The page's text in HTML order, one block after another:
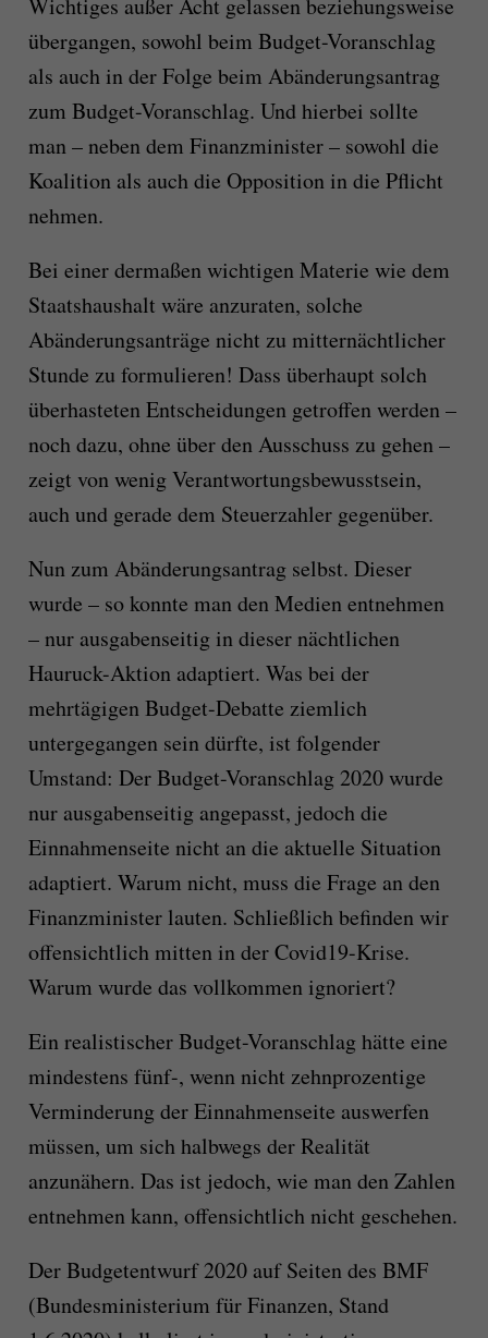
Wichtiges außer Acht gelassen beziehungsweise
übergangen, sowohl beim Budget-Voranschlag
als auch in der Folge beim Abänderungsantrag
zum Budget-Voranschlag. Und hierbei sollte
man – neben dem Finanzminister – sowohl die
Koalition als auch die Opposition in die Pflicht
nehmen.
Bei einer dermaßen wichtigen Materie wie dem
Staatshaushalt wäre anzuraten, solche
Abänderungsanträge nicht zu mitternächtlicher
Stunde zu formulieren! Dass überhaupt solch
überhasteten Entscheidungen getroffen werden –
noch dazu, ohne über den Ausschuss zu gehen –
zeigt von wenig Verantwortungsbewusstsein,
auch und gerade dem Steuerzahler gegenüber.
Nun zum Abänderungsantrag selbst. Dieser
wurde – so konnte man den Medien entnehmen
– nur ausgabenseitig in dieser nächtlichen
Hauruck-Aktion adaptiert. Was bei der
mehrtägigen Budget-Debatte ziemlich
untergegangen sein dürfte, ist folgender
Umstand: Der Budget-Voranschlag 2020 wurde
nur ausgabenseitig angepasst, jedoch die
Einnahmenseite nicht an die aktuelle Situation
adaptiert. Warum nicht, muss die Frage an den
Finanzminister lauten. Schließlich befinden wir
offensichtlich mitten in der Covid19-Krise.
Warum wurde das vollkommen ignoriert?
Ein realistischer Budget-Voranschlag hätte eine
mindestens fünf-, wenn nicht zehnprozentige
Verminderung der Einnahmenseite auswerfen
müssen, um sich halbwegs der Realität
anzunähern. Das ist jedoch, wie man den Zahlen
entnehmen kann, offensichtlich nicht geschehen.
Der Budgetentwurf 2020 auf Seiten des BMF
(Bundesministerium für Finanzen, Stand